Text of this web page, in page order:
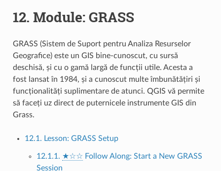
12. Module: GRASS
GRASS (Sistem de Suport pentru Analiza Resurselor
Geografice) este un GIS bine-cunoscut, cu sursă
deschisă, și cu o gamă largă de funcții utile. Acesta a
fost lansat în 1984, și a cunoscut multe îmbunătățiri și
funcționalități suplimentare de atunci. QGIS vă permite
să faceți uz direct de puternicele instrumente GIS din
Grass.
12.1. Lesson: GRASS Setup
12.1.1. ★☆☆ Follow Along: Start a New GRASS
Session